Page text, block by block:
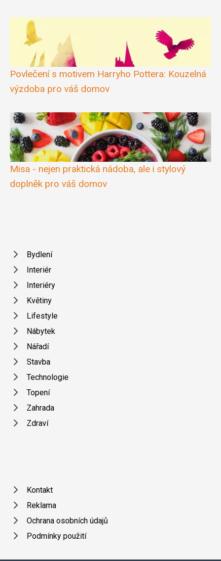
Povlečení s motivem Harryho Pottera: Kouzelná
výzdoba pro váš domov
Misa - nejen praktická nádoba, ale i stylový
doplněk pro váš domov
Bydlení
Interiér
Interiéry
Květiny
Lifestyle
Nábytek
Nářadí
Stavba
Technologie
Topení
Zahrada
Zdraví
Kontakt
Reklama
Ochrana osobních údajů
Podmínky použití